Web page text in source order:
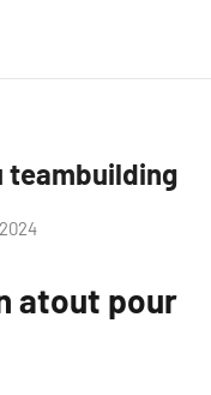
teambuilding
atout pour